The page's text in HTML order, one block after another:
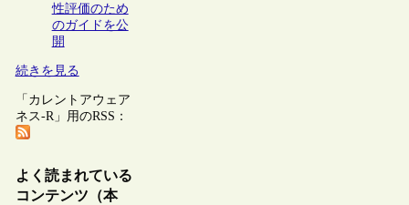
性評価のため
のガイドを公
開
続きを見る
「カレントアウェア
ネス-R」用のRSS：
よく読まれている
コンテンツ（本